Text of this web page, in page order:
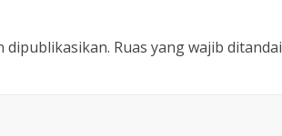
dipublikasikan. Ruas yang wajib ditandai